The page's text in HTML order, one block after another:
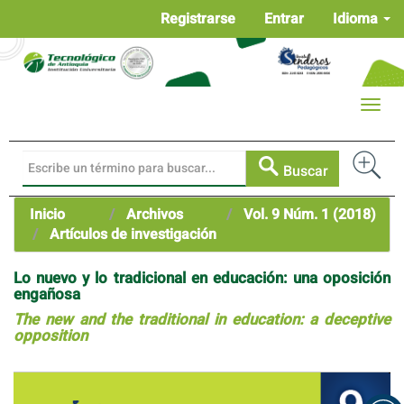
Contenido
principal
Idioma
Registrarse Entrar
Buscar
Toggle
Inicio Archivos
Vol. 9 Núm. 1 (2018)
Artículos de investigación
Lo nuevo y lo tradicional en educación: una oposición
engañosa
The new and the traditional in education: a deceptive
opposition
Barra